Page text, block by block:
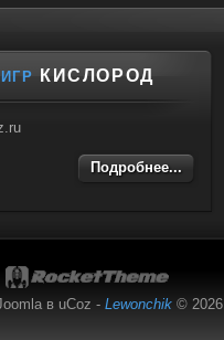
КИСЛОРОД
Подробнее...
в uCoz - Lewonchik © 2026